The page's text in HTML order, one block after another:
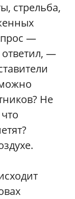
стрельба,
—
ответил, —
Не